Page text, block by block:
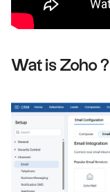
Wat is Zoho ?